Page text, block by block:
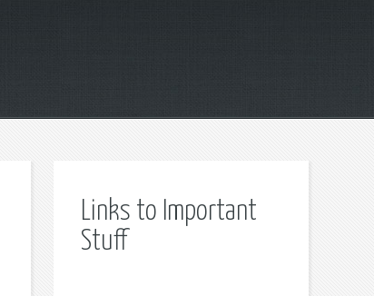
Links to Important
Stuff